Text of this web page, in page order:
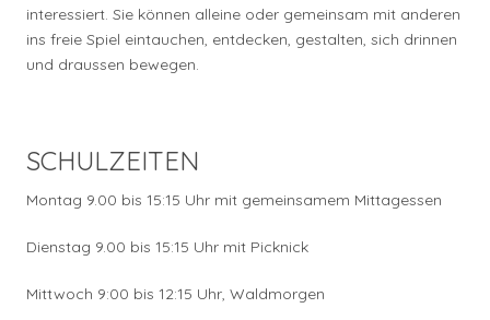
interessiert. Sie können alleine oder gemeinsam mit anderen
ins freie Spiel eintauchen, entdecken, gestalten, sich drinnen
und draussen bewegen.
SCHULZEITEN
Montag 9.00 bis 15:15 Uhr mit gemeinsamem Mittagessen
Dienstag 9.00 bis 15:15 Uhr mit Picknick
Mittwoch 9:00 bis 12:15 Uhr, Waldmorgen